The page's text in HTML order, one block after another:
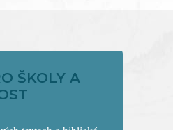
ŠKOLY A